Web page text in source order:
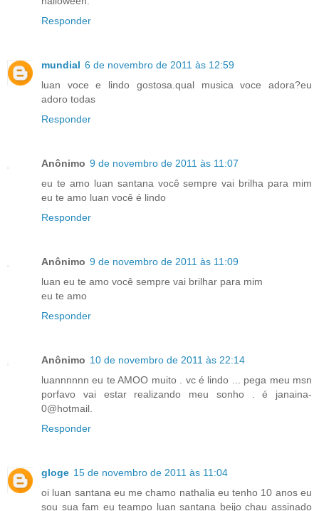
Responder
mundial 6 de novembro de 2011 às 12:59
luan voce e lindo gostosa.qual musica voce adora?eu
adoro todas
Responder
Anônimo 9 de novembro de 2011 às 11:07
eu te amo luan santana você sempre vai brilha para mim
eu te amo luan você é lindo
Responder
Anônimo 9 de novembro de 2011 às 11:09
luan eu te amo você sempre vai brilhar para mim
eu te amo
Responder
Anônimo 10 de novembro de 2011 às 22:14
luannnnnn eu te AMOO muito . vc é lindo ... pega meu msn
porfavo vai estar realizando meu sonho . é janaina-
0@hotmail.
Responder
gloge 15 de novembro de 2011 às 11:04
oi luan santana eu me chamo nathalia eu tenho 10 anos eu
sou sua fam eu teampo luan santana beijo chau assinado